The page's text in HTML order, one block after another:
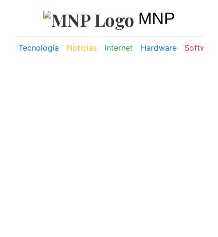
MNP
Tecnología Noticias Internet Hardware Software